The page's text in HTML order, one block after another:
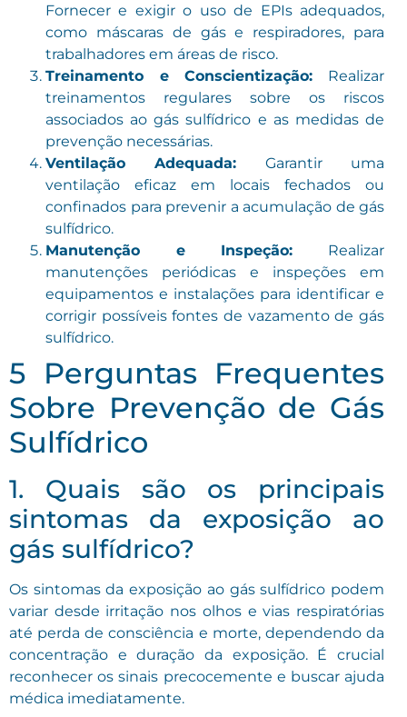
Fornecer e exigir o uso de EPIs adequados,
como máscaras de gás e respiradores, para
trabalhadores em áreas de risco.
Treinamento e Conscientização: Realizar
treinamentos regulares sobre os riscos
associados ao gás sulfídrico e as medidas de
prevenção necessárias.
Ventilação Adequada: Garantir uma
ventilação eficaz em locais fechados ou
confinados para prevenir a acumulação de gás
sulfídrico.
Manutenção e Inspeção: Realizar
manutenções periódicas e inspeções em
equipamentos e instalações para identificar e
corrigir possíveis fontes de vazamento de gás
sulfídrico.
5 Perguntas Frequentes
Sobre Prevenção de Gás
Sulfídrico
1. Quais são os principais
sintomas da exposição ao
gás sulfídrico?
Os sintomas da exposição ao gás sulfídrico podem
variar desde irritação nos olhos e vias respiratórias
até perda de consciência e morte, dependendo da
concentração e duração da exposição. É crucial
reconhecer os sinais precocemente e buscar ajuda
médica imediatamente.